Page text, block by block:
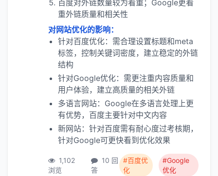
百度对外链数量较为看重；Google更看
重外链质量和相关性
对网站优化的影响：
针对百度优化：需合理设置标题和meta
标签，控制关键词密度，建立稳定的外链
结构
针对Google优化：需更注重内容质量和
用户体验，建立高质量的相关外链
多语言网站：Google在多语言处理上更
有优势，百度主要针对中文内容
新网站：针对百度需有耐心度过考核期，
针对Google可更快看到优化效果
1,102
浏览
10 回
答
#百度优
化
#Google
优化